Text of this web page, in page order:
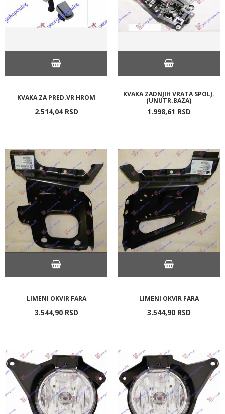
KVAKA ZA PRED.VR HROM
2.514,04 RSD
KVAKA ZADNJIH VRATA SPOLJ.
(UNUTR.BAZA)
1.998,61 RSD
LIMENI OKVIR FARA
3.544,90 RSD
LIMENI OKVIR FARA
3.544,90 RSD